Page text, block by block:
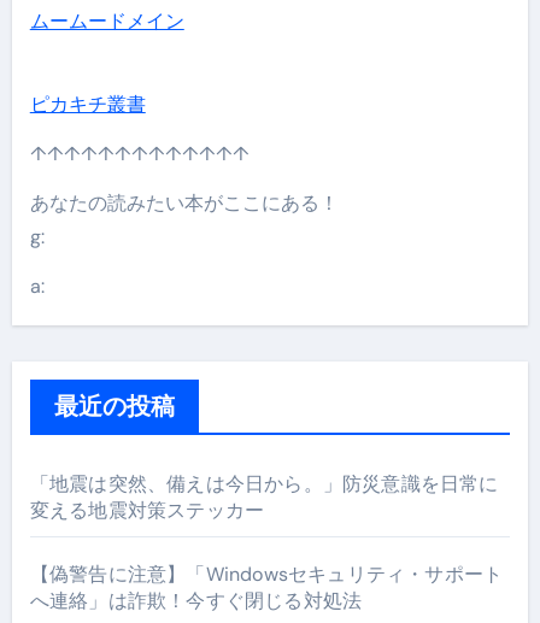
ムームードメイン
ピカキチ叢書
↑↑↑↑↑↑↑↑↑↑↑↑↑
あなたの読みたい本がここにある！
g:
a:
最近の投稿
「地震は突然、備えは今日から。」防災意識を日常に
変える地震対策ステッカー
【偽警告に注意】「Windowsセキュリティ・サポート
へ連絡」は詐欺！今すぐ閉じる対処法